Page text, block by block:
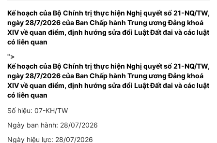
Kế hoạch của Bộ Chính trị thực hiện Nghị quyết số 21-NQ/TW,
ngày 28/7/2026 của Ban Chấp hành Trung ương Đảng khoá
XIV về quan điểm, định hướng sửa đổi Luật Đất đai và các luật
có liên quan
">
Kế hoạch của Bộ Chính trị thực hiện Nghị quyết số 21-NQ/TW,
ngày 28/7/2026 của Ban Chấp hành Trung ương Đảng khoá
XIV về quan điểm, định hướng sửa đổi Luật Đất đai và các luật
có liên quan
Số hiệu: 07-KH/TW
Ngày ban hành: 28/07/2026
Ngày hiệu lực: 28/07/2026